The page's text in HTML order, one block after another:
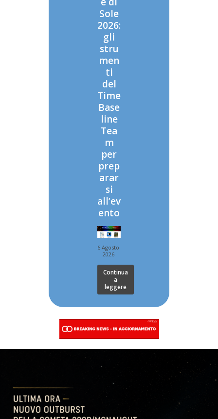
Sole
2026:
gli
stru
men
ti
del
Time
Base
line
Tea
m
per
prep
arar
si
all’ev
ento
6 Agosto
2026
Continua
a
leggere